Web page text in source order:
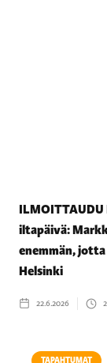
iltapäivä:
enemmän,
Helsinki
22.6.2026 2
TAPAHTUMAT